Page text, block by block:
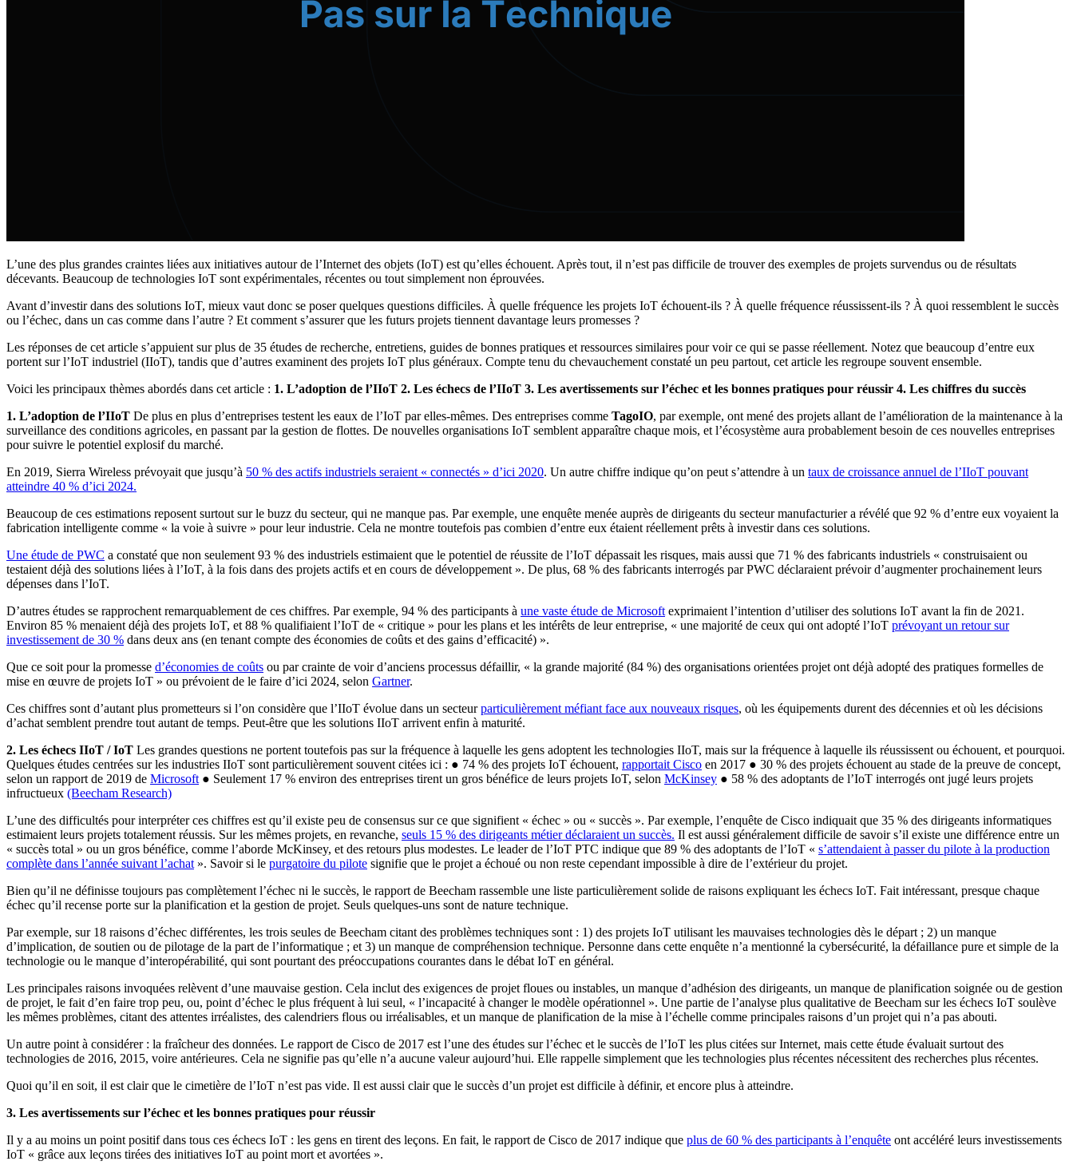
L’une des plus grandes craintes liées aux initiatives autour de l’Internet des objets (IoT) est qu’elles échouent. Après tout, il n’est pas difficile de trouver des exemples de projets survendus ou de résultats
décevants. Beaucoup de technologies IoT sont expérimentales, récentes ou tout simplement non éprouvées.
Avant d’investir dans des solutions IoT, mieux vaut donc se poser quelques questions difficiles. À quelle fréquence les projets IoT échouent-ils ? À quelle fréquence réussissent-ils ? À quoi ressemblent le succès
ou l’échec, dans un cas comme dans l’autre ? Et comment s’assurer que les futurs projets tiennent davantage leurs promesses ?
Les réponses de cet article s’appuient sur plus de 35 études de recherche, entretiens, guides de bonnes pratiques et ressources similaires pour voir ce qui se passe réellement. Notez que beaucoup d’entre eux
portent sur l’IoT industriel (IIoT), tandis que d’autres examinent des projets IoT plus généraux. Compte tenu du chevauchement constaté un peu partout, cet article les regroupe souvent ensemble.
Voici les principaux thèmes abordés dans cet article : 1. L’adoption de l’IIoT 2. Les échecs de l’IIoT 3. Les avertissements sur l’échec et les bonnes pratiques pour réussir 4. Les chiffres du succès
1. L’adoption de l’IIoT De plus en plus d’entreprises testent les eaux de l’IoT par elles-mêmes. Des entreprises comme TagoIO, par exemple, ont mené des projets allant de l’amélioration de la maintenance à la
surveillance des conditions agricoles, en passant par la gestion de flottes. De nouvelles organisations IoT semblent apparaître chaque mois, et l’écosystème aura probablement besoin de ces nouvelles entreprises
pour suivre le potentiel explosif du marché.
En 2019, Sierra Wireless prévoyait que jusqu’à 50 % des actifs industriels seraient « connectés » d’ici 2020. Un autre chiffre indique qu’on peut s’attendre à un taux de croissance annuel de l’IIoT pouvant
atteindre 40 % d’ici 2024.
Beaucoup de ces estimations reposent surtout sur le buzz du secteur, qui ne manque pas. Par exemple, une enquête menée auprès de dirigeants du secteur manufacturier a révélé que 92 % d’entre eux voyaient la
fabrication intelligente comme « la voie à suivre » pour leur industrie. Cela ne montre toutefois pas combien d’entre eux étaient réellement prêts à investir dans ces solutions.
Une étude de PWC a constaté que non seulement 93 % des industriels estimaient que le potentiel de réussite de l’IoT dépassait les risques, mais aussi que 71 % des fabricants industriels « construisaient ou
testaient déjà des solutions liées à l’IoT, à la fois dans des projets actifs et en cours de développement ». De plus, 68 % des fabricants interrogés par PWC déclaraient prévoir d’augmenter prochainement leurs
dépenses dans l’IoT.
D’autres études se rapprochent remarquablement de ces chiffres. Par exemple, 94 % des participants à une vaste étude de Microsoft exprimaient l’intention d’utiliser des solutions IoT avant la fin de 2021.
Environ 85 % menaient déjà des projets IoT, et 88 % qualifiaient l’IoT de « critique » pour les plans et les intérêts de leur entreprise, « une majorité de ceux qui ont adopté l’IoT prévoyant un retour sur
investissement de 30 % dans deux ans (en tenant compte des économies de coûts et des gains d’efficacité) ».
Que ce soit pour la promesse d’économies de coûts ou par crainte de voir d’anciens processus défaillir, « la grande majorité (84 %) des organisations orientées projet ont déjà adopté des pratiques formelles de
mise en œuvre de projets IoT » ou prévoient de le faire d’ici 2024, selon Gartner.
Ces chiffres sont d’autant plus prometteurs si l’on considère que l’IIoT évolue dans un secteurparticulièrement méfiant face aux nouveaux risques, où les équipements durent des décennies et où les décisions
d’achat semblent prendre tout autant de temps. Peut-être que les solutions IIoT arrivent enfin à maturité.
2. Les échecs IIoT / IoT Les grandes questions ne portent toutefois pas sur la fréquence à laquelle les gens adoptent les technologies IIoT, mais sur la fréquence à laquelle ils réussissent ou échouent, et pourquoi.
Quelques études centrées sur les industries IIoT sont particulièrement souvent citées ici : ● 74 % des projets IoT échouent, rapportait Cisco en 2017 ● 30 % des projets échouent au stade de la preuve de concept,
selon un rapport de 2019 de Microsoft ● Seulement 17 % environ des entreprises tirent un gros bénéfice de leurs projets IoT, selon McKinsey ● 58 % des adoptants de l’IoT interrogés ont jugé leurs projets
infructueux (Beecham Research)
L’une des difficultés pour interpréter ces chiffres est qu’il existe peu de consensus sur ce que signifient « échec » ou « succès ». Par exemple, l’enquête de Cisco indiquait que 35 % des dirigeants informatiques
estimaient leurs projets totalement réussis. Sur les mêmes projets, en revanche, seuls 15 % des dirigeants métier déclaraient un succès. Il est aussi généralement difficile de savoir s’il existe une différence entre un
« succès total » ou un gros bénéfice, comme l’aborde McKinsey, et des retours plus modestes. Le leader de l’IoT PTC indique que 89 % des adoptants de l’IoT « s’attendaient à passer du pilote à la production
complète dans l’année suivant l’achat ». Savoir si le purgatoire du pilote signifie que le projet a échoué ou non reste cependant impossible à dire de l’extérieur du projet.
Bien qu’il ne définisse toujours pas complètement l’échec ni le succès, le rapport de Beecham rassemble une liste particulièrement solide de raisons expliquant les échecs IoT. Fait intéressant, presque chaque
échec qu’il recense porte sur la planification et la gestion de projet. Seuls quelques-uns sont de nature technique.
Par exemple, sur 18 raisons d’échec différentes, les trois seules de Beecham citant des problèmes techniques sont : 1) des projets IoT utilisant les mauvaises technologies dès le départ ; 2) un manque
d’implication, de soutien ou de pilotage de la part de l’informatique ; et 3) un manque de compréhension technique. Personne dans cette enquête n’a mentionné la cybersécurité, la défaillance pure et simple de la
technologie ou le manque d’interopérabilité, qui sont pourtant des préoccupations courantes dans le débat IoT en général.
Les principales raisons invoquées relèvent d’une mauvaise gestion. Cela inclut des exigences de projet floues ou instables, un manque d’adhésion des dirigeants, un manque de planification soignée ou de gestion
de projet, le fait d’en faire trop peu, ou, point d’échec le plus fréquent à lui seul, « l’incapacité à changer le modèle opérationnel ». Une partie de l’analyse plus qualitative de Beecham sur les échecs IoT soulève
les mêmes problèmes, citant des attentes irréalistes, des calendriers flous ou irréalisables, et un manque de planification de la mise à l’échelle comme principales raisons d’un projet qui n’a pas abouti.
Un autre point à considérer : la fraîcheur des données. Le rapport de Cisco de 2017 est l’une des études sur l’échec et le succès de l’IoT les plus citées sur Internet, mais cette étude évaluait surtout des
technologies de 2016, 2015, voire antérieures. Cela ne signifie pas qu’elle n’a aucune valeur aujourd’hui. Elle rappelle simplement que les technologies plus récentes nécessitent des recherches plus récentes.
Quoi qu’il en soit, il est clair que le cimetière de l’IoT n’est pas vide. Il est aussi clair que le succès d’un projet est difficile à définir, et encore plus à atteindre.
3. Les avertissements sur l’échec et les bonnes pratiques pour réussir
Il y a au moins un point positif dans tous ces échecs IoT : les gens en tirent des leçons. En fait, le rapport de Cisco de 2017 indique que plus de 60 % des participants à l’enquête ont accéléré leurs investissements
IoT « grâce aux leçons tirées des initiatives IoT au point mort et avortées ».